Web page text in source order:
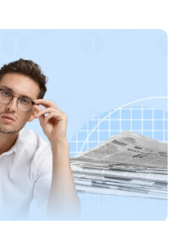
Якщо людини ще
система
неї цифровий профіль